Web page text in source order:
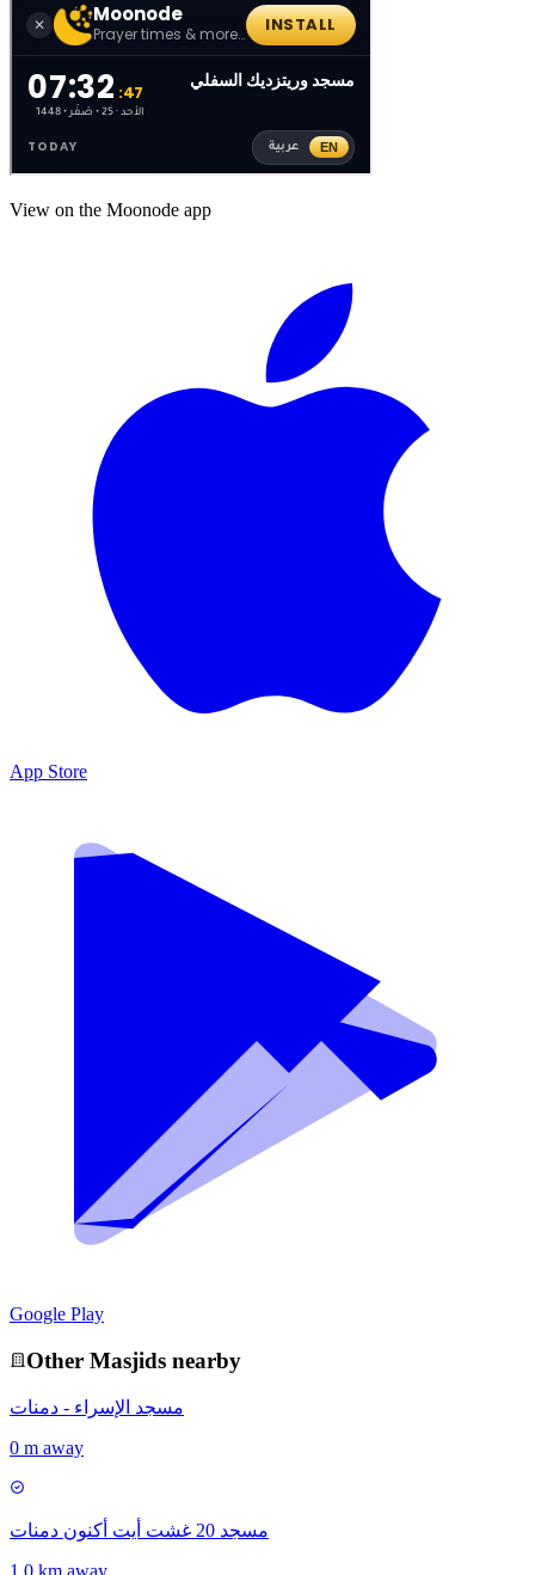
View on the Moonode app
App Store
Google Play
Other Masjids nearby
مسجد الإسراء - دمنات
0 m away
مسجد 20 غشت أيت أكنون دمنات